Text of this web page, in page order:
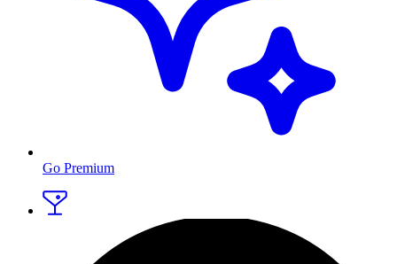
Go Premium